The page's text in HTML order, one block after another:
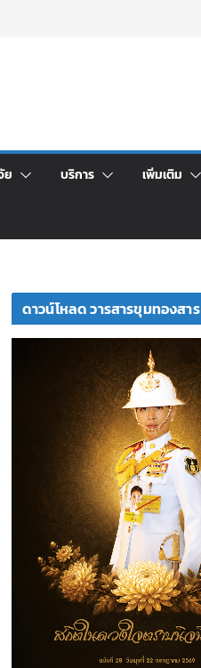
ย บริการ เพิ่มเติม
ดาวน์โหลด วารสารขุมทองสาร